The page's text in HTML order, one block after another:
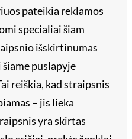
pateikia reklamos
specialiai šiam
išskirtinumas
puslapyje
reiškia, kad straipsnis
– jis lieka
yra skirtas